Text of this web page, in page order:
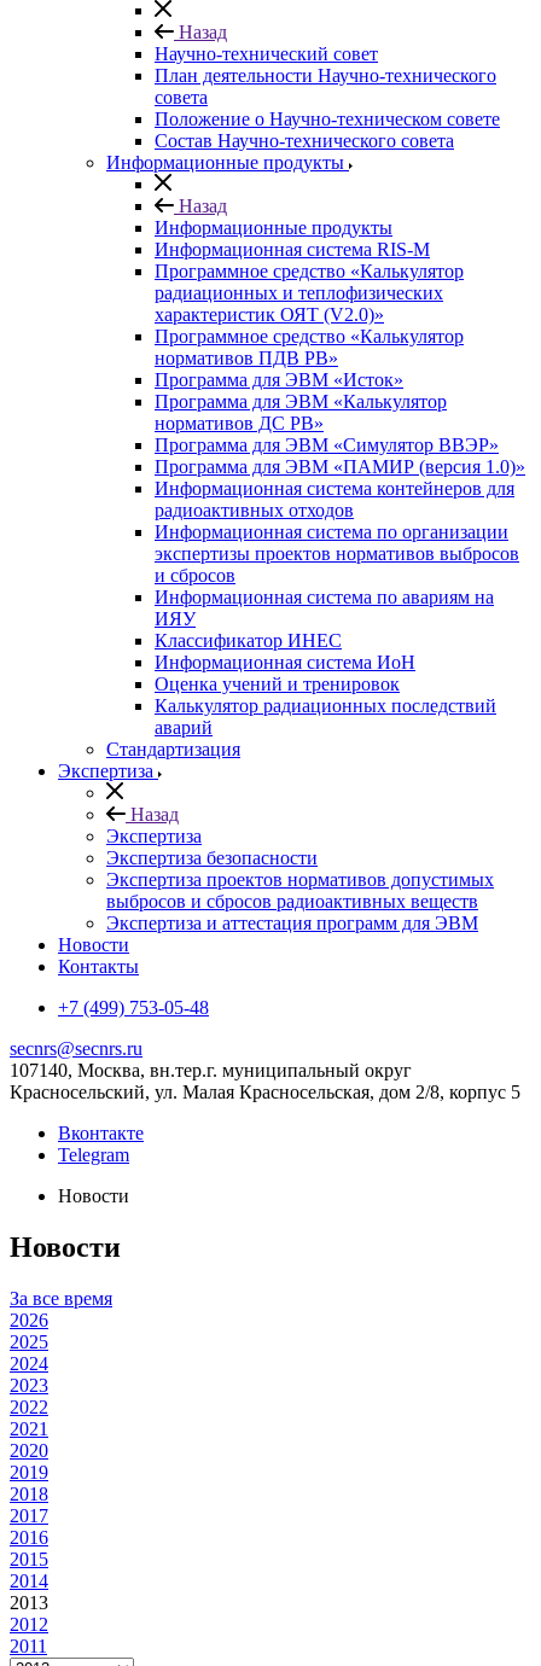
Назад
Научно-технический совет
План деятельности Научно-технического
совета
Положение о Научно-техническом совете
Состав Научно-технического совета
Информационные продукты
Назад
Информационные продукты
Информационная система RIS-M
Программное средство «Калькулятор
радиационных и теплофизических
характеристик ОЯТ (V2.0)»
Программное средство «Калькулятор
нормативов ПДВ РВ»
Программа для ЭВМ «Исток»
Программа для ЭВМ «Калькулятор
нормативов ДС РВ»
Программа для ЭВМ «Симулятор ВВЭР»
Программа для ЭВМ «ПАМИР (версия 1.0)»
Информационная система контейнеров для
радиоактивных отходов
Информационная система по организации
экспертизы проектов нормативов выбросов
и сбросов
Информационная система по авариям на
ИЯУ
Классификатор ИНЕС
Информационная система ИоН
Оценка учений и тренировок
Калькулятор радиационных последствий
аварий
Стандартизация
Экспертиза
Назад
Экспертиза
Экспертиза безопасности
Экспертиза проектов нормативов допустимых
выбросов и сбросов радиоактивных веществ
Экспертиза и аттестация программ для ЭВМ
Новости
Контакты
+7 (499) 753-05-48
secnrs@secnrs.ru
107140, Москва, вн.тер.г. муниципальный округ
Красносельский, ул. Малая Красносельская, дом 2/8, корпус 5
Вконтакте
Telegram
Новости
Новости
За все время
2026
2025
2024
2023
2022
2021
2020
2019
2018
2017
2016
2015
2014
2013
2012
2011